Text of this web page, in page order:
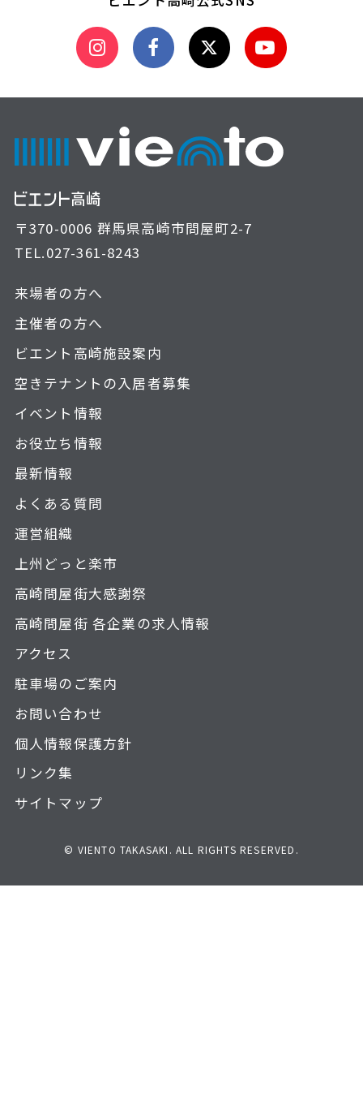
〒370-0006 群馬県高崎市問屋町2-7
TEL.027-361-8243
来場者の方へ
主催者の方へ
ビエント高崎施設案内
空きテナントの入居者募集
イベント情報
お役立ち情報
最新情報
よくある質問
運営組織
上州どっと楽市
高崎問屋街大感謝祭
高崎問屋街 各企業の求人情報
アクセス
駐車場のご案内
お問い合わせ
個人情報保護方針
リンク集
サイトマップ
© VIENTO TAKASAKI. ALL RIGHTS RESERVED.